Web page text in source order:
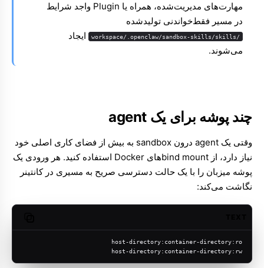
مهارت‌های مدیریت‌شده، همراه یا Plugin واجد شرایط
در مسیر فقط‌خواندنی تولیدشده
/workspace/.openclaw/sandbox-skills/skills
ایجاد
می‌شوند.
چند پوشه برای یک agent
وقتی یک agent درون sandbox به بیش از فضای کاری اصلی خود
نیاز دارد، از bind mountهای Docker استفاده کنید. هر ورودی یک
پوشه میزبان را با یک حالت دسترسی صریح به مسیری در کانتینر
نگاشت می‌کند:
host-directory:container-directory:ro
host-directory:container-directory:rw